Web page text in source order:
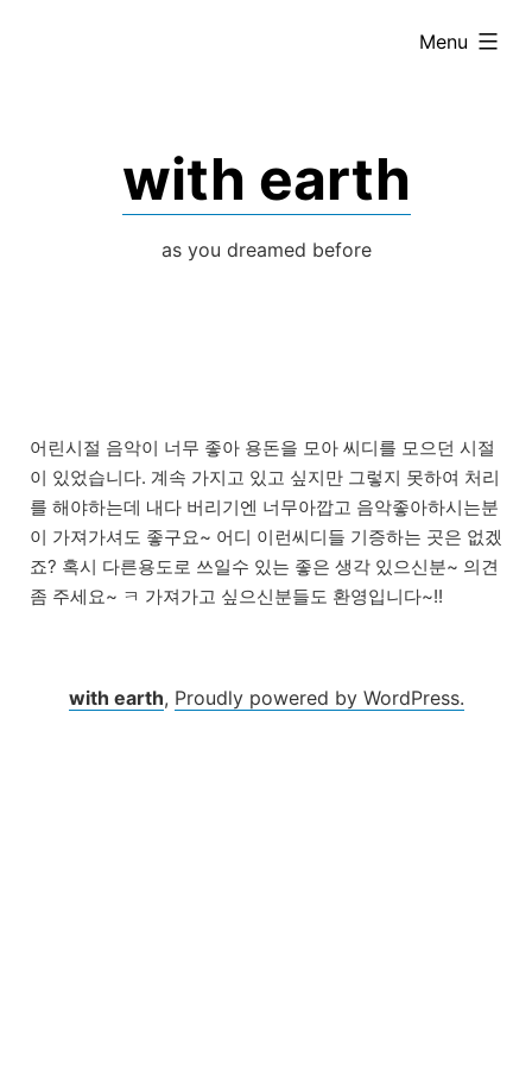
with earth
as you dreamed before
Menu
expanded
어린시절 음악이 너무 좋아 용돈을 모아 씨디를 모으던 시절
이 있었습니다. 계속 가지고 있고 싶지만 그렇지 못하여 처리
를 해야하는데 내다 버리기엔 너무아깝고 음악좋아하시는분
이 가져가셔도 좋구요~ 어디 이런씨디들 기증하는 곳은 없겠
죠? 혹시 다른용도로 쓰일수 있는 좋은 생각 있으신분~ 의견
좀 주세요~ ㅋ 가져가고 싶으신분들도 환영입니다~!!
with earth, Proudly powered by WordPress.